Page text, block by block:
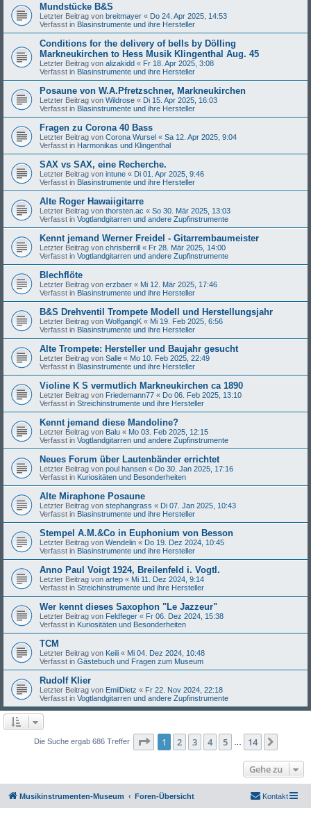
Mundstücke B&S
Letzter Beitrag von breitmayer « Do 24. Apr 2025, 14:53
Verfasst in Blasinstrumente und ihre Hersteller
Conditions for the delivery of bells by Dölling
Markneukirchen to Hess Musik Klingenthal Aug. 45
Letzter Beitrag von alizakidd « Fr 18. Apr 2025, 3:08
Verfasst in Blasinstrumente und ihre Hersteller
Posaune von W.A.Pfretzschner, Markneukirchen
Letzter Beitrag von Wildrose « Di 15. Apr 2025, 16:03
Verfasst in Blasinstrumente und ihre Hersteller
Fragen zu Corona 40 Bass
Letzter Beitrag von Corona Wursel « Sa 12. Apr 2025, 9:04
Verfasst in Harmonikas und Klingenthal
SAX vs SAX, eine Recherche.
Letzter Beitrag von intune « Di 01. Apr 2025, 9:46
Verfasst in Blasinstrumente und ihre Hersteller
Alte Roger Hawaiigitarre
Letzter Beitrag von thorsten.ac « So 30. Mär 2025, 13:03
Verfasst in Vogtlandgitarren und andere Zupfinstrumente
Kennt jemand Werner Freidel - Gitarrembaumeister
Letzter Beitrag von chrisberrill « Fr 28. Mär 2025, 14:00
Verfasst in Vogtlandgitarren und andere Zupfinstrumente
Blechflöte
Letzter Beitrag von erzbaer « Mi 12. Mär 2025, 17:46
Verfasst in Blasinstrumente und ihre Hersteller
B&S Drehventil Trompete Modell und Herstellungsjahr
Letzter Beitrag von WolfgangK « Mi 19. Feb 2025, 6:56
Verfasst in Blasinstrumente und ihre Hersteller
Alte Trompete: Hersteller und Baujahr gesucht
Letzter Beitrag von Salle « Mo 10. Feb 2025, 22:49
Verfasst in Blasinstrumente und ihre Hersteller
Violine K S vermutlich Markneukirchen ca 1890
Letzter Beitrag von Friedemann77 « Do 06. Feb 2025, 13:10
Verfasst in Streichinstrumente und ihre Hersteller
Kennt jemand diese Mandoline?
Letzter Beitrag von Balu « Mo 03. Feb 2025, 12:15
Verfasst in Vogtlandgitarren und andere Zupfinstrumente
Neues Forum über Lautenbänder errichtet
Letzter Beitrag von poul hansen « Do 30. Jan 2025, 17:16
Verfasst in Kuriositäten und Besonderheiten
Alte Miraphone Posaune
Letzter Beitrag von stephangrass « Di 07. Jan 2025, 10:43
Verfasst in Blasinstrumente und ihre Hersteller
Stempel A.M.&Co in Euphonium von Besson
Letzter Beitrag von Wendelin « Do 19. Dez 2024, 10:45
Verfasst in Blasinstrumente und ihre Hersteller
Anno Paul Voigt 1924, Breilenfeld i. Vogtl.
Letzter Beitrag von artep « Mi 11. Dez 2024, 9:14
Verfasst in Streichinstrumente und ihre Hersteller
Wer kennt dieses Saxophon "Le Jazzeur"
Letzter Beitrag von Feldfeger « Fr 06. Dez 2024, 15:38
Verfasst in Kuriositäten und Besonderheiten
TCM
Letzter Beitrag von Keili « Mi 04. Dez 2024, 10:48
Verfasst in Gästebuch und Fragen zum Museum
Rudolf Klier
Letzter Beitrag von EmilDietz « Fr 22. Nov 2024, 22:18
Verfasst in Vogtlandgitarren und andere Zupfinstrumente
Die Suche ergab 686 Treffer Seite 1von 14
1 2 3 4 5 14
Gehe zu
Musikinstrumenten-Museum Foren-Übersicht Kontakt